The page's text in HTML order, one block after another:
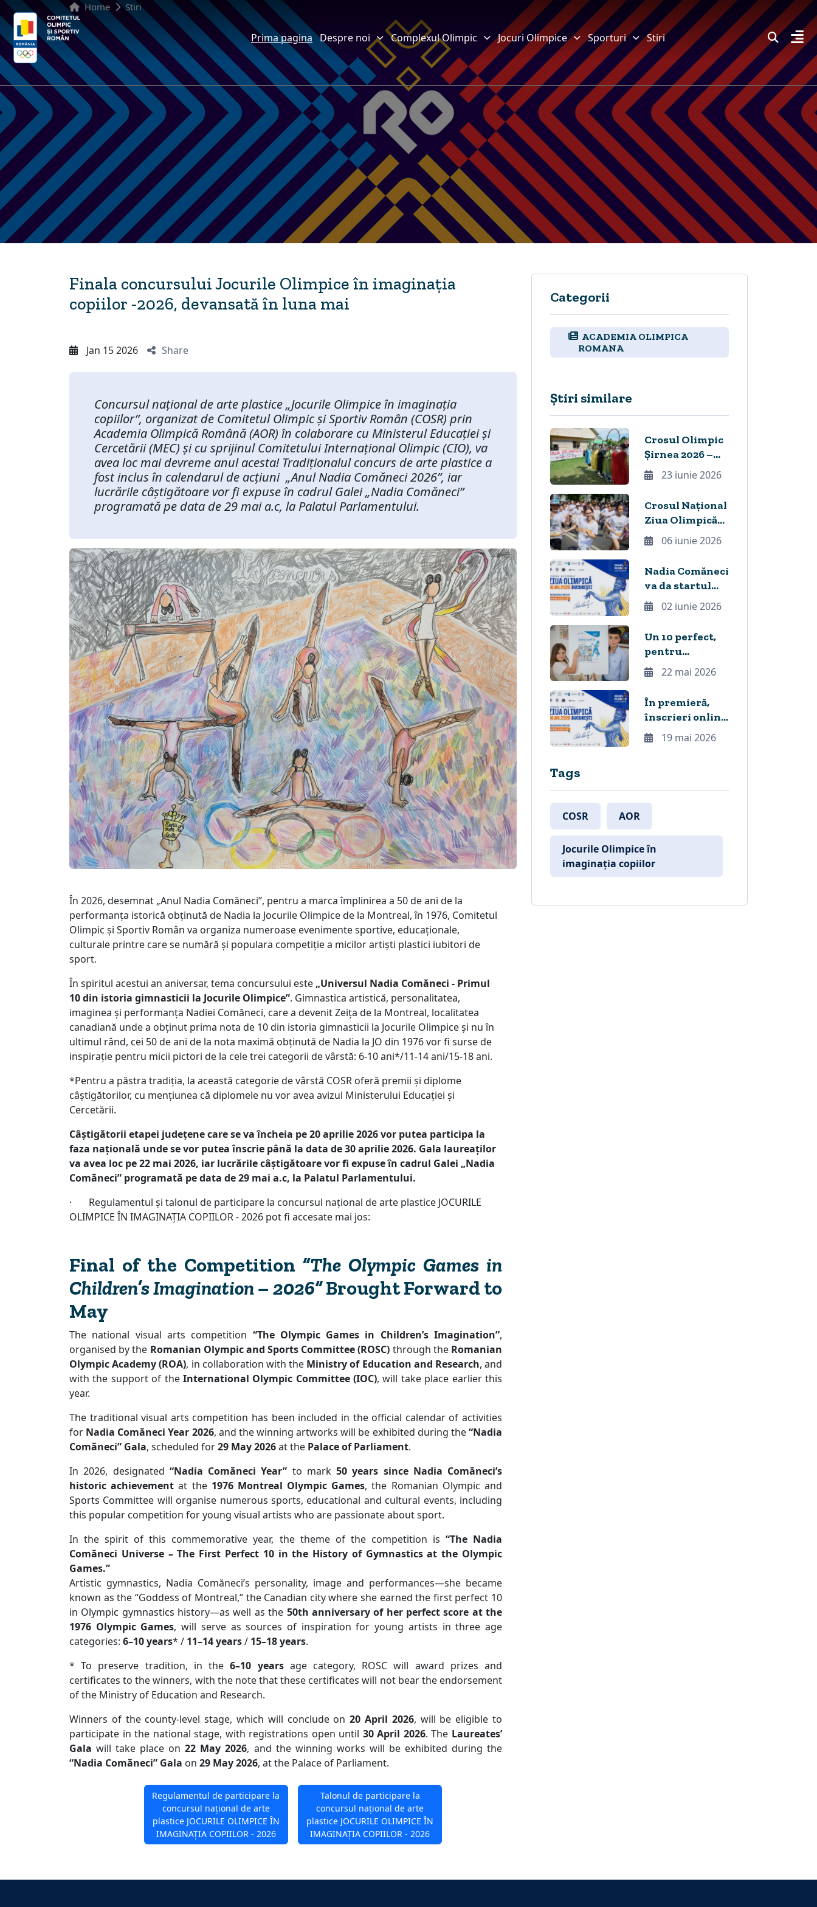
Prima pagina Despre noi Complexul Olimpic Jocuri Olimpice Sporturi Stiri
Home Stiri
Finala concursului Jocurile Olimpice în imaginația
copiilor -2026, devansată în luna mai
Jan 15 2026 Share
Concursul național de arte plastice „Jocurile Olimpice în imaginația
copiilor”, organizat de Comitetul Olimpic și Sportiv Român (COSR) prin
Academia Olimpică Română (AOR) în colaborare cu Ministerul Educației și
Cercetării (MEC) și cu sprijinul Comitetului Internațional Olimpic (CIO), va
avea loc mai devreme anul acesta! Tradiționalul concurs de arte plastice a
fost inclus în calendarul de acțiuni „Anul Nadia Comăneci 2026”, iar
lucrările câștigătoare vor fi expuse în cadrul Galei „Nadia Comăneci”
programată pe data de 29 mai a.c, la Palatul Parlamentului.
În 2026, desemnat „Anul Nadia Comăneci”, pentru a marca împlinirea a 50 de ani de la
performanța istorică obținută de Nadia la Jocurile Olimpice de la Montreal, în 1976, Comitetul
Olimpic și Sportiv Român va organiza numeroase evenimente sportive, educaționale,
culturale printre care se numără și populara competiție a micilor artiști plastici iubitori de
sport.
În spiritul acestui an aniversar, tema concursului este „Universul Nadia Comăneci - Primul
10 din istoria gimnasticii la Jocurile Olimpice”. Gimnastica artistică, personalitatea,
imaginea și performanța Nadiei Comăneci, care a devenit Zeița de la Montreal, localitatea
canadiană unde a obținut prima nota de 10 din istoria gimnasticii la Jocurile Olimpice și nu în
ultimul rând, cei 50 de ani de la nota maximă obținută de Nadia la JO din 1976 vor fi surse de
inspirație pentru micii pictori de la cele trei categorii de vârstă: 6-10 ani*/11-14 ani/15-18 ani.
*Pentru a păstra tradiția, la această categorie de vârstă COSR oferă premii și diplome
câștigătorilor, cu mențiunea că diplomele nu vor avea avizul Ministerului Educației și
Cercetării.
Câștigătorii etapei județene care se va încheia pe 20 aprilie 2026 vor putea participa la
faza națională unde se vor putea înscrie până la data de 30 aprilie 2026. Gala laureaților
va avea loc pe 22 mai 2026, iar lucrările câștigătoare vor fi expuse în cadrul Galei „Nadia
Comăneci” programată pe data de 29 mai a.c, la Palatul Parlamentului.
· Regulamentul și talonul de participare la concursul național de arte plastice JOCURILE
OLIMPICE ÎN IMAGINAȚIA COPIILOR - 2026 pot fi accesate mai jos:
Final of the Competition “The Olympic Games in
Children’s Imagination – 2026”Brought Forward to
May
The national visual arts competition “The Olympic Games in Children’s Imagination”,
organised by the Romanian Olympic and Sports Committee (ROSC) through the Romanian
Olympic Academy (ROA), in collaboration with the Ministry of Education and Research, and
with the support of the International Olympic Committee (IOC), will take place earlier this
year.
The traditional visual arts competition has been included in the official calendar of activities
for Nadia Comăneci Year 2026, and the winning artworks will be exhibited during the“Nadia
Comăneci” Gala, scheduled for29 May 2026at the Palace of Parliament.
In 2026, designated “Nadia Comăneci Year” to mark 50 years since Nadia Comăneci’s
historic achievement at the 1976 Montreal Olympic Games, the Romanian Olympic and
Sports Committee will organise numerous sports, educational and cultural events, including
this popular competition for young visual artists who are passionate about sport.
In the spirit of this commemorative year, the theme of the competition is “The Nadia
Comăneci Universe – The First Perfect 10 in the History of Gymnastics at the Olympic
Games.”
Artistic gymnastics, Nadia Comăneci’s personality, image and performances—she became
known as the “Goddess of Montreal,” the Canadian city where she earned the first perfect 10
in Olympic gymnastics history—as well as the 50th anniversary of her perfect score at the
1976 Olympic Games, will serve as sources of inspiration for young artists in three age
categories: 6–10 years* / 11–14 years/ 15–18 years.
* To preserve tradition, in the6–10 yearsage category, ROSC will award prizes and
certificates to the winners, with the note that these certificates will not bear the endorsement
of the Ministry of Education and Research.
Winners of the county-level stage, which will conclude on20 April 2026, will be eligible to
participate in the national stage, with registrations open until 30 April 2026. The Laureates’
Gala will take place on22 May 2026, and the winning works will be exhibited during the
“Nadia Comăneci” Gala on 29 May 2026, at the Palace of Parliament.
Regulamentul de participare la
concursul național de arte
plastice JOCURILE OLIMPICE ÎN
IMAGINAȚIA COPIILOR - 2026
Talonul de participare la
concursul național de arte
plastice JOCURILE OLIMPICE ÎN
IMAGINAȚIA COPIILOR - 2026
Categorii
ACADEMIA OLIMPICA
ROMANA
Știri similare
Crosul Olimpic
Șirnea 2026 –
Bucurie și
tradiție,
celebrare
ÎMPREUNĂ de
Ziua Olimpică,
de 44 de ani
23 iunie 2026
Crosul Național
Ziua Olimpică
un succes de
Perfect 10!
06 iunie 2026
Nadia Comăneci
va da startul
Crosului
Național Ziua
02 iunie 2026
Un 10 perfect,
pentru
laureații ediției
2026 a
concursului
Jocurile
Olimpice în
imaginația
22 mai 2026
În premieră,
înscrieri online
la CROSUL
NAȚIONAL
19 mai 2026
Tags
COSR AOR
Jocurile Olimpice în
imaginația copiilor